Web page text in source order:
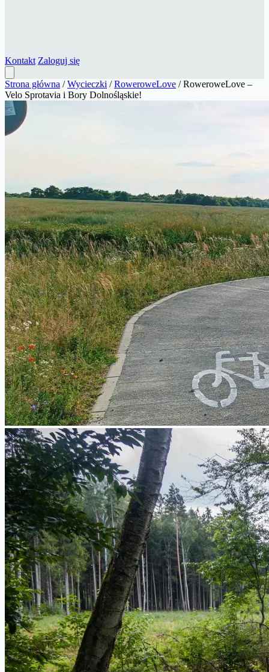
Kontakt Zaloguj się
Strona główna / Wycieczki / RoweroweLove / RoweroweLove –
Velo Sprotavia i Bory Dolnośląskie!